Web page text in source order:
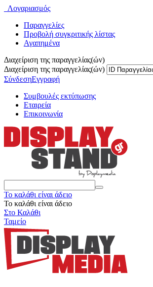
Λογαριασμός
Παραγγελίες
Προβολή συγκριτικής λίστας
Αγαπημένα
Διαχείριση της παραγγελίας(ών)
Διαχείριση της παραγγελίας(ών)
ΣύνδεσηΕγγραφή
Συμβουλές εκτύπωσης
Εταιρεία
Επικοινωνία
Το καλάθι είναι άδειο
Το καλάθι είναι άδειο
Στο Καλάθι
Ταμείο